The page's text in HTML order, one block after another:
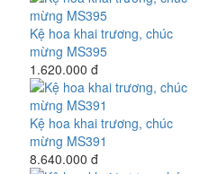
Kệ hoa khai trương, chúc
mừng MS395
1.620.000 đ
Kệ hoa khai trương, chúc
mừng MS391
8.640.000 đ